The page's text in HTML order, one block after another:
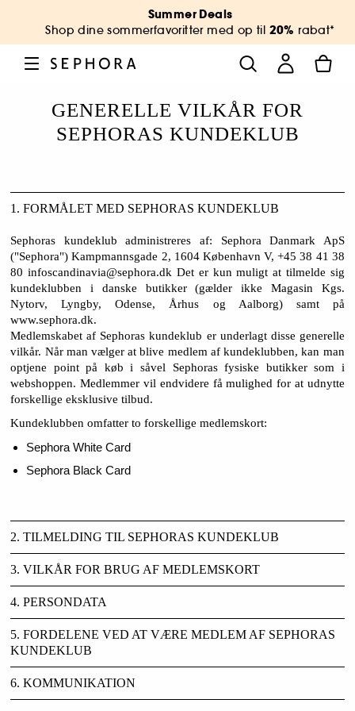
Summer Deals
Shop dine sommerfavoritter med op til 20% rabat*
GENERELLE VILKÅR FOR
SEPHORAS KUNDEKLUB
1. FORMÅLET MED SEPHORAS KUNDEKLUB
Sephoras kundeklub administreres af: Sephora Danmark ApS
("Sephora") Kampmannsgade 2, 1604 København V, +45 38 41 38
80 infoscandinavia@sephora.dk Det er kun muligt at tilmelde sig
kundeklubben i danske butikker (gælder ikke Magasin Kgs.
Nytorv, Lyngby, Odense, Århus og Aalborg) samt på
www.sephora.dk.
Medlemskabet af Sephoras kundeklub er underlagt disse generelle
vilkår. Når man vælger at blive medlem af kundeklubben, kan man
optjene point på køb i såvel Sephoras fysiske butikker som i
webshoppen. Medlemmer vil endvidere få mulighed for at udnytte
forskellige eksklusive tilbud.
Kundeklubben omfatter to forskellige medlemskort:
Sephora White Card
Sephora Black Card
2. TILMELDING TIL SEPHORAS KUNDEKLUB
3. VILKÅR FOR BRUG AF MEDLEMSKORT
4. PERSONDATA
5. FORDELENE VED AT VÆRE MEDLEM AF SEPHORAS
KUNDEKLUB
6. KOMMUNIKATION